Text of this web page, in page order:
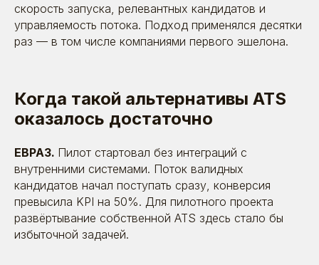
скорость запуска, релевантных кандидатов и
управляемость потока. Подход применялся десятки
раз — в том числе компаниями первого эшелона.
Когда такой альтернативы ATS
оказалось достаточно
ЕВРАЗ. Пилот стартовал без интеграций с
внутренними системами. Поток валидных
кандидатов начал поступать сразу, конверсия
превысила KPI на 50%. Для пилотного проекта
развёртывание собственной ATS здесь стало бы
избыточной задачей.